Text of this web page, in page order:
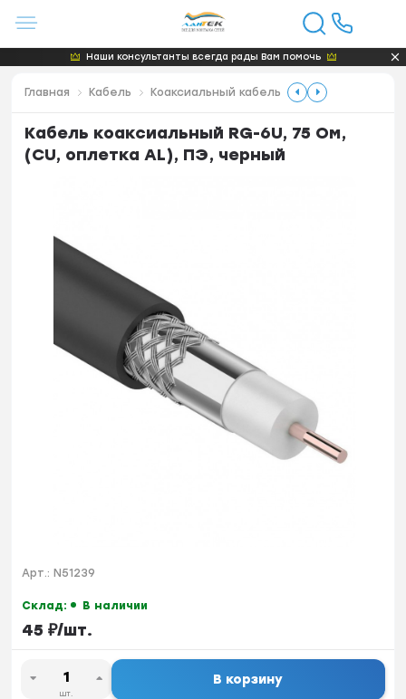
Наши консультанты всегда рады Вам помочь
Главная Кабель Коаксиальный кабель
Кабель коаксиальный RG-6U, 75 Ом,
(CU, оплетка AL), ПЭ, черный
Арт.: N51239
Склад: В наличии
45 ₽/шт.
шт.
В корзину